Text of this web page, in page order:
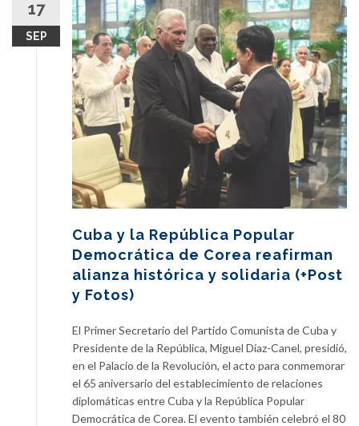
17
SEP
Cuba y la República Popular
Democrática de Corea reafirman
alianza histórica y solidaria (+Post
y Fotos)
El Primer Secretario del Partido Comunista de Cuba y
Presidente de la República, Miguel Díaz-Canel, presidió,
en el Palacio de la Revolución, el acto para conmemorar
el 65 aniversario del establecimiento de relaciones
diplomáticas entre Cuba y la República Popular
Democrática de Corea. El evento también celebró el 80